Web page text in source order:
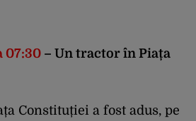
07:30 – Un tractor în Piața
Constituției a fost adus, pe